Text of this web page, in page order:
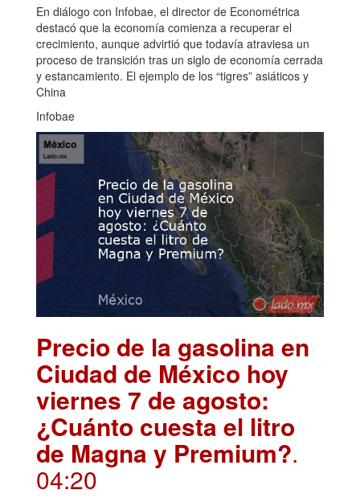
En diálogo con Infobae, el director de Econométrica
destacó que la economía comienza a recuperar el
crecimiento, aunque advirtió que todavía atraviesa un
proceso de transición tras un siglo de economía cerrada
y estancamiento. El ejemplo de los “tigres” asiáticos y
China
Infobae
Precio de la gasolina en
Ciudad de México hoy
viernes 7 de agosto:
¿Cuánto cuesta el litro
de Magna y Premium?.
04:20